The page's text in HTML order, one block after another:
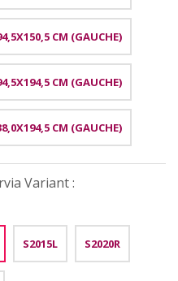
CM (GAUCHE)
CM (GAUCHE)
CM (GAUCHE)
Variant :
S2015L S2020R